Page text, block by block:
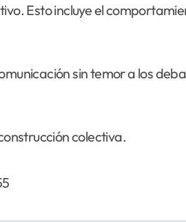
Esto incluye el
sin temor a los
colectiva.